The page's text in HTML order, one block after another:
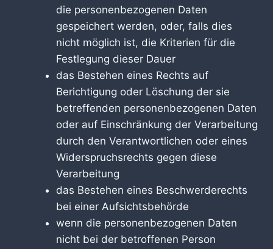
die personenbezogenen Daten
gespeichert werden, oder, falls dies
nicht möglich ist, die Kriterien für die
Festlegung dieser Dauer
das Bestehen eines Rechts auf
Berichtigung oder Löschung der sie
betreffenden personenbezogenen Daten
oder auf Einschränkung der Verarbeitung
durch den Verantwortlichen oder eines
Widerspruchsrechts gegen diese
Verarbeitung
das Bestehen eines Beschwerderechts
bei einer Aufsichtsbehörde
wenn die personenbezogenen Daten
nicht bei der betroffenen Person